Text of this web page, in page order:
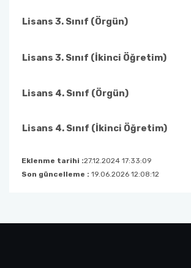
Lisans 3. Sınıf (Örgün)
Lisans 3. Sınıf (İkinci Öğretim)
Lisans 4. Sınıf (Örgün)
Lisans 4. Sınıf (İkinci Öğretim)
Eklenme tarihi :27.12.2024 17:33:09
Son güncelleme : 19.06.2026 12:08:12
"LÖSEV Fayda (Farkındalık, Yardımlaşma ve
"LÖSEV Faaliyetleri Tanıtım" Projesi Etkinliği
"Dilimiz Kimliğimiz" Projesi ve "Dokunduğum
Her Hayat Özeldir" Projesi Etkinlikleri-II